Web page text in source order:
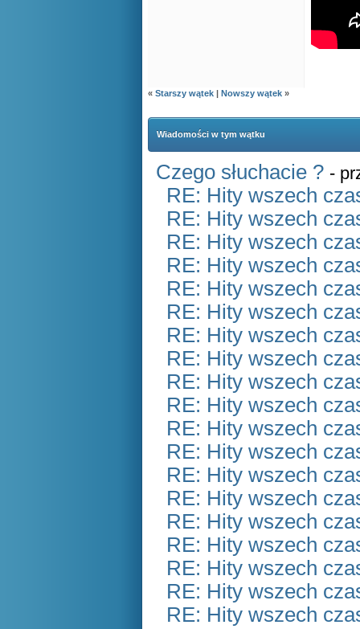
« Starszy wątek | Nowszy wątek »
Wiadomości w tym wątku
Czego słuchacie ? -
RE: Hity wszech
RE: Hity wszech
RE: Hity wszech
RE: Hity wszech
RE: Hity wszech
RE: Hity wszech
RE: Hity wszech
RE: Hity wszech
RE: Hity wszech
RE: Hity wszech
RE: Hity wszech
RE: Hity wszech
RE: Hity wszech
RE: Hity wszech
RE: Hity wszech
RE: Hity wszech
RE: Hity wszech
RE: Hity wszech
RE: Hity wszech